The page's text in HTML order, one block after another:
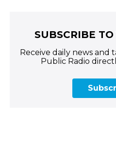
SUBSCRIBE TO
Receive daily news
Public Radio